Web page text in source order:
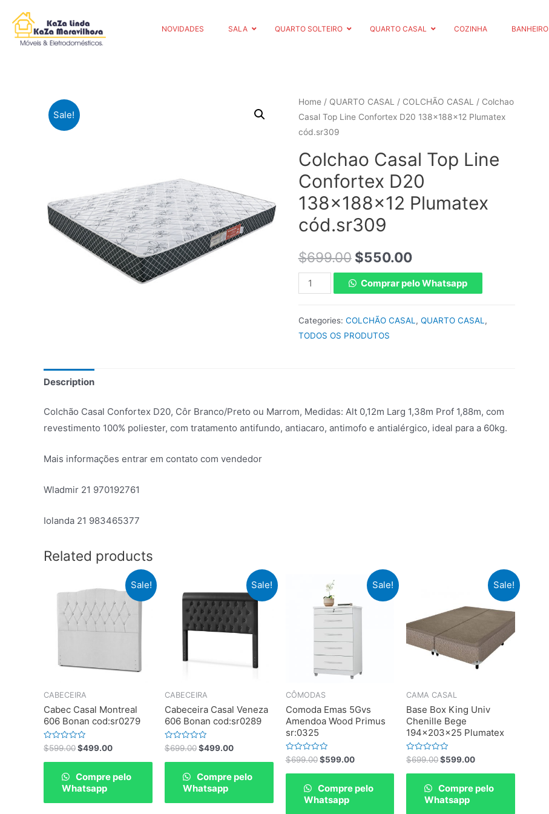
NOVIDADES SALA QUARTO SOLTEIRO QUARTO CASAL COZINHA BANHEIRO
Sale!
Home/ QUARTO CASAL / COLCHÃO CASAL / Colchao
Casal Top Line Confortex D20 138x188x12 Plumatex
cód.sr309
Colchao Casal Top Line
Confortex D20
138x188x12 Plumatex
cód.sr309
$699.00 $550.00
Comprar pelo Whatsapp
Categories: COLCHÃO CASAL, QUARTO CASAL,
TODOS OS PRODUTOS
Description
Colchão Casal Confortex D20, Côr Branco/Preto ou Marrom, Medidas: Alt 0,12m Larg 1,38m Prof 1,88m, com
revestimento 100% poliester, com tratamento antifundo, antiacaro, antimofo e antialérgico, ideal para a 60kg.
Mais informações entrar em contato com vendedor
Wladmir 21 970192761
Iolanda 21 983465377
Related products
Sale!
CABECEIRA
Cabec Casal Montreal
606 Bonan cod:sr0279
Rated
0
out
$599.00$499.00
Compre pelo
Whatsapp
Sale!
CABECEIRA
Cabeceira Casal Veneza
606 Bonan cod:sr0289
Rated
0
out
$699.00 $499.00
Compre pelo
Whatsapp
Sale!
CÔMODAS
Comoda Emas 5Gvs
Amendoa Wood Primus
sr:0325
Rated
0
out
$699.00 $599.00
Compre pelo
Whatsapp
Sale!
CAMA CASAL
Base Box King Univ
Chenille Bege
194x203x25 Plumatex
Rated
0
out
$699.00 $599.00
Compre pelo
Whatsapp